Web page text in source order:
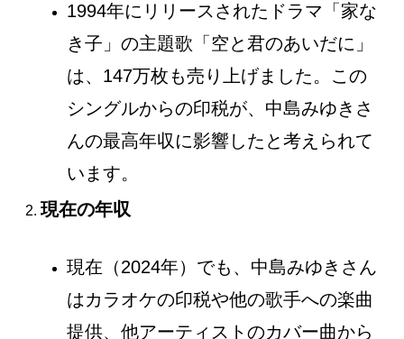
1994年にリリースされたドラマ「家な
き子」の主題歌「空と君のあいだに」
は、147万枚も売り上げました。この
シングルからの印税が、中島みゆきさ
んの最高年収に影響したと考えられて
います。
現在の年収
現在（2024年）でも、中島みゆきさん
はカラオケの印税や他の歌手への楽曲
提供、他アーティストのカバー曲から